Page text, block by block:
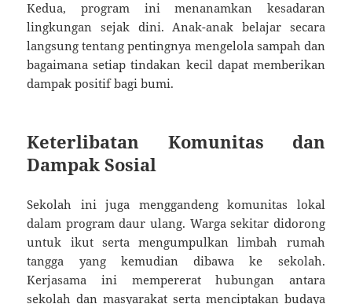
Kedua, program ini menanamkan kesadaran
lingkungan sejak dini. Anak-anak belajar secara
langsung tentang pentingnya mengelola sampah dan
bagaimana setiap tindakan kecil dapat memberikan
dampak positif bagi bumi.
Keterlibatan Komunitas dan
Dampak Sosial
Sekolah ini juga menggandeng komunitas lokal
dalam program daur ulang. Warga sekitar didorong
untuk ikut serta mengumpulkan limbah rumah
tangga yang kemudian dibawa ke sekolah.
Kerjasama ini mempererat hubungan antara
sekolah dan masyarakat serta menciptakan budaya